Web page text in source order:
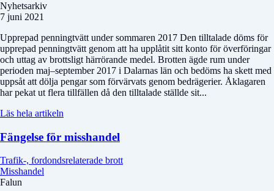
Nyhetsarkiv
7 juni 2021
Upprepad penningtvätt under sommaren 2017 Den tilltalade döms för
upprepad penningtvätt genom att ha upplåtit sitt konto för överföringar
och uttag av brottsligt härrörande medel. Brotten ägde rum under
perioden maj–september 2017 i Dalarnas län och bedöms ha skett med
uppsåt att dölja pengar som förvärvats genom bedrägerier. Åklagaren
har pekat ut flera tillfällen då den tilltalade ställde sit...
Läs hela artikeln
Fängelse för misshandel
Trafik-, fordondsrelaterade brott
Misshandel
Falun